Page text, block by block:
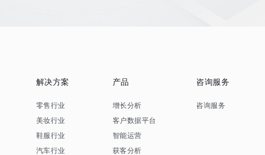
解决方案
零售行业
美妆行业
鞋服行业
汽车行业
产品
增长分析
客户数据平台
智能运营
获客分析
咨询服务
咨询服务